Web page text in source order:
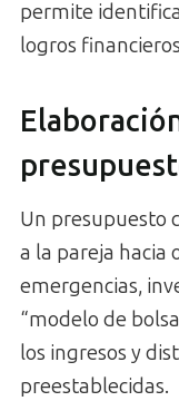
permite
logros
Un presupuesto
a la pareja hacia
emergencias,
“modelo de
los ingresos y
preestablecidas.